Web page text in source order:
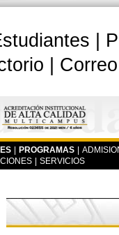
Correo
PROGRAMAS
SERVICIOS